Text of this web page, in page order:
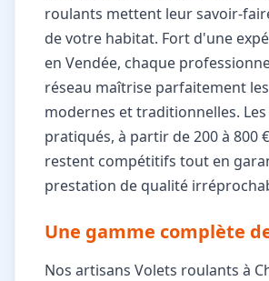
roulants mettent leur savoir-
de votre habitat. Fort d'une
en Vendée, chaque
réseau maîtrise parfaitement
modernes et traditionnelles.
pratiqués, à partir de 200 à 800
restent compétitifs tout en
prestation de qualité
Une gamme complète
Nos artisans Volets roulants à